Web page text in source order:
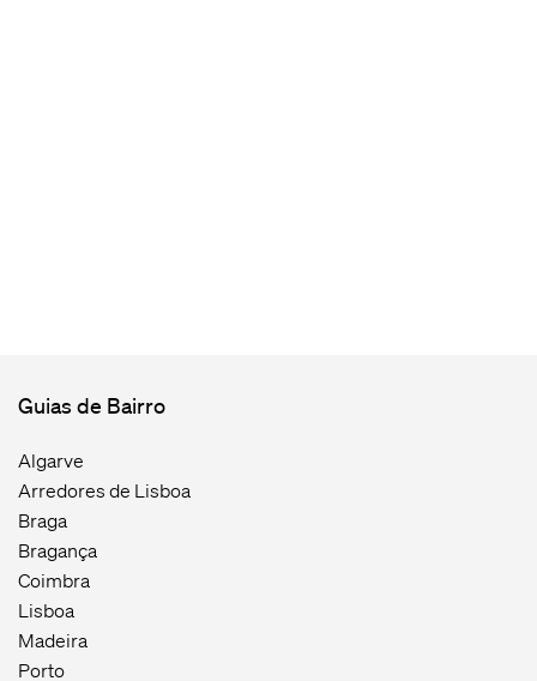
Guias de Bairro
Algarve
Arredores de Lisboa
Braga
Bragança
Coimbra
Lisboa
Madeira
Porto